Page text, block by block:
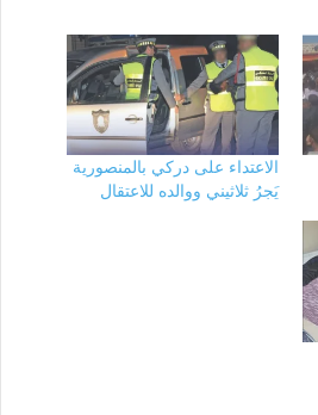
الاعتداء على دركي بالمنصورية
يَجرُ ثلاثيني ووالده للاعتقال